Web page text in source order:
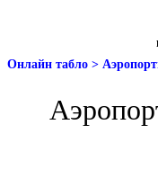
Онлайн табло >